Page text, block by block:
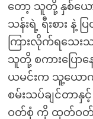
တော့ သူတို့ နှစ်ယေ
သန်းရဲ့ ရီးစား နဲ့
ကြားလိုက်ရသေး
သူတို့ စကားပြေ
ယမင်းက သူ့ယောက်
စမ်းသပ်ချင်တာနှ
ဝတ်စုံ ကို ထုတ်ဝတ်